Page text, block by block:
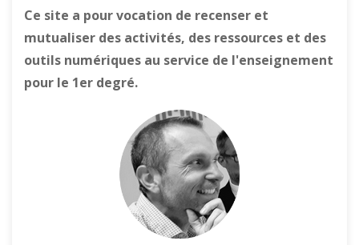
Ce site a pour vocation de recenser et
mutualiser des activités, des ressources et des
outils numériques au service de l'enseignement
pour le 1er degré.